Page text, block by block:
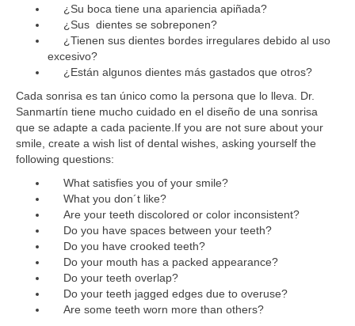
¿Su boca tiene una apariencia apiñada?
¿Sus dientes se sobreponen?
¿Tienen sus dientes bordes irregulares debido al uso
excesivo?
¿Están algunos dientes más gastados que otros?
Cada sonrisa es tan único como la persona que lo lleva. Dr.
Sanmartín tiene mucho cuidado en el diseño de una sonrisa
que se adapte a cada paciente. If you are not sure about your
smile, create a wish list of dental wishes, asking yourself the
following questions:
What satisfies you of your smile?
What you don´t like?
Are your teeth discolored or color inconsistent?
Do you have spaces between your teeth?
Do you have crooked teeth?
Do your mouth has a packed appearance?
Do your teeth overlap?
Do your teeth jagged edges due to overuse?
Are some teeth worn more than others?